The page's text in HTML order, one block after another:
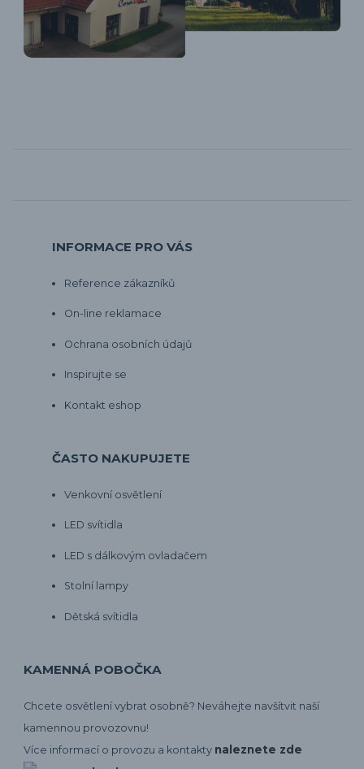
INFORMACE PRO VÁS
Reference zákazníků
On-line reklamace
Ochrana osobních údajů
Inspirujte se
Kontakt eshop
ČASTO NAKUPUJETE
Venkovní osvětlení
LED svítidla
LED s dálkovým ovladačem
Stolní lampy
Dětská svítidla
KAMENNÁ POBOČKA
Chcete osvětlení vybrat osobně? Neváhejte navšítvit naší
kamennou provozovnu!
Více informací o provozu a kontakty naleznete zde